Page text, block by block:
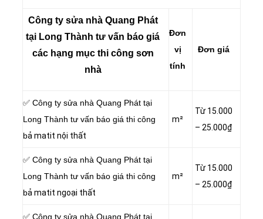
Công ty sửa nhà Quang Phát
tại Long Thành tư vấn báo giá
các hạng mục thi công sơn
nhà
Đơn
vị
tính
Đơn giá
✅ Công ty sửa nhà Quang Phát tại
Long Thành tư vấn báo giá thi công
bả matit nội thất
m²
Từ 15.000
– 25.000₫
✅ Công ty sửa nhà Quang Phát tại
Long Thành tư vấn báo giá thi công
bả matit ngoại thất
m²
Từ 15.000
– 25.000₫
✅ Công ty sửa nhà Quang Phát tại